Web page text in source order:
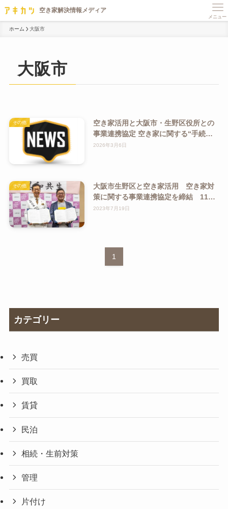
メニュー
ホーム 大阪市
大阪市
その他
空き家活用と大阪市・生野区役所との
事業連携協定 空き家に関する“手続き
の手間”を一本化し大阪市の空き家解決
2026年3月6日
その他
大阪市生野区と空き家活用 空き家対
策に関する事業連携協定を締結 11月
18日13時より締結式を開催、生野区役
2023年7月19日
1
カテゴリー
売買
買取
賃貸
民泊
相続・生前対策
管理
片付け